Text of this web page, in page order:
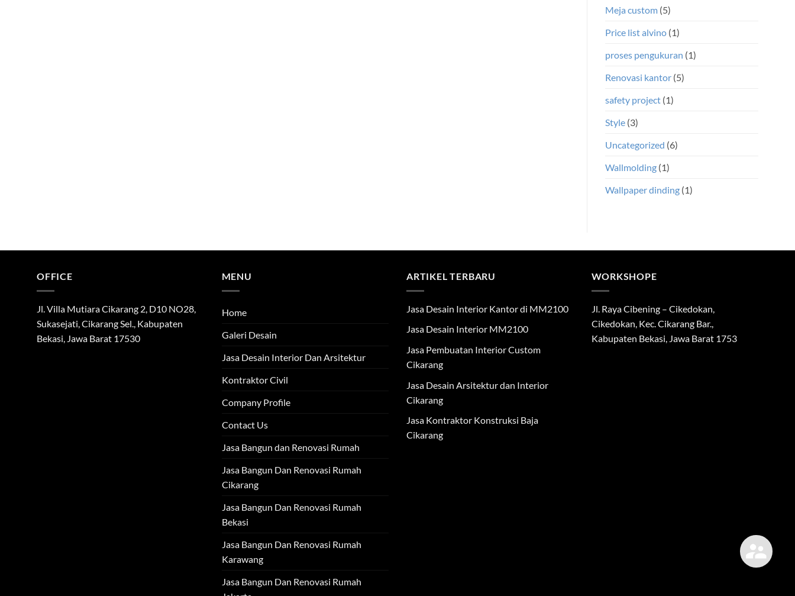
Meja custom (5)
Price list alvino (1)
proses pengukuran (1)
Renovasi kantor (5)
safety project (1)
Style (3)
Uncategorized (6)
Wallmolding (1)
Wallpaper dinding (1)
OFFICE
Jl. Villa Mutiara Cikarang 2, D10 NO28,
Sukasejati, Cikarang Sel., Kabupaten
Bekasi, Jawa Barat 17530
MENU
Home
Galeri Desain
Jasa Desain Interior Dan Arsitektur
Kontraktor Civil
Company Profile
Contact Us
Jasa Bangun dan Renovasi Rumah
Jasa Bangun Dan Renovasi Rumah
Cikarang
Jasa Bangun Dan Renovasi Rumah
Bekasi
Jasa Bangun Dan Renovasi Rumah
Karawang
Jasa Bangun Dan Renovasi Rumah
ARTIKEL TERBARU
Jasa Desain Interior Kantor di MM2100
Jasa Desain Interior MM2100
Jasa Pembuatan Interior Custom
Cikarang
Jasa Desain Arsitektur dan Interior
Cikarang
Jasa Kontraktor Konstruksi Baja
Cikarang
WORKSHOPE
Jl. Raya Cibening – Cikedokan,
Cikedokan, Kec. Cikarang Bar.,
Kabupaten Bekasi, Jawa Barat 1753